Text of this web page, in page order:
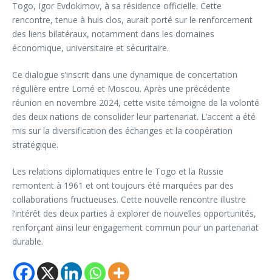
Togo, Igor Evdokimov, à sa résidence officielle. Cette
rencontre, tenue à huis clos, aurait porté sur le renforcement
des liens bilatéraux, notamment dans les domaines
économique, universitaire et sécuritaire.
Ce dialogue s’inscrit dans une dynamique de concertation
régulière entre Lomé et Moscou. Après une précédente
réunion en novembre 2024, cette visite témoigne de la volonté
des deux nations de consolider leur partenariat. L’accent a été
mis sur la diversification des échanges et la coopération
stratégique.
Les relations diplomatiques entre le Togo et la Russie
remontent à 1961 et ont toujours été marquées par des
collaborations fructueuses. Cette nouvelle rencontre illustre
l’intérêt des deux parties à explorer de nouvelles opportunités,
renforçant ainsi leur engagement commun pour un partenariat
durable.